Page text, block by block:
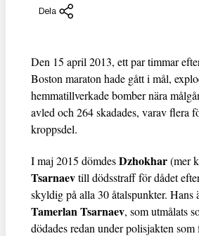
Dela
Den 15 april 2013, ett par timmar
Boston maraton hade gått i mål,
hemmatillverkade bomber nära
avled och 264 skadades, varav flera
kroppsdel.
I maj 2015 dömdesDzhokhar(mer
Tsarnaevtill dödsstraff för dådet
skyldig på alla 30 åtalspunkter. Hans
Tamerlan Tsarnaev, som utmålats
dödades redan under polisjakten